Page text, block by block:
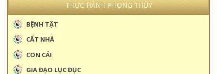
THỰC HÀNH PHONG THỦY
BỆNH TẬT
CẤT NHÀ
CON CÁI
GIA ĐẠO LỤC ĐỤC